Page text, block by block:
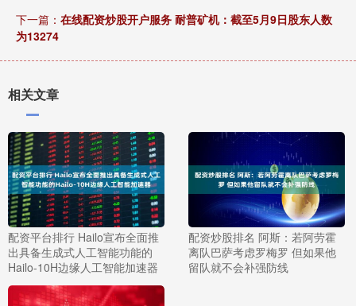
下一篇： 在线配资炒股开户服务 耐普矿机：截至5月9日股东人数
为13274
相关文章
配资平台排行 Hailo宣布全面推
出具备生成式人工智能功能的
Hailo-10H边缘人工智能加速器
配资炒股排名 阿斯：若阿劳霍
离队巴萨考虑罗梅罗 但如果他
留队就不会补强防线